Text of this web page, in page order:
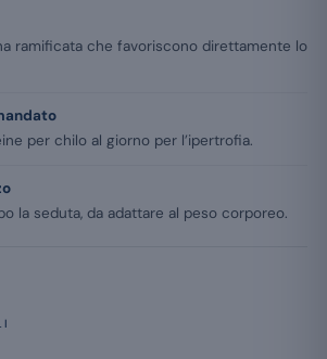
ramificata che favoriscono direttamente lo
per chilo al giorno per l’ipertrofia.
la seduta, da adattare al peso corporeo.